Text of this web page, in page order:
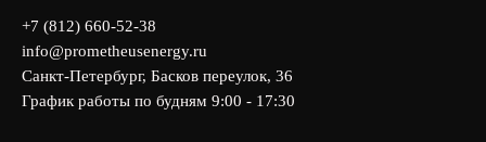
+7 (812) 660-52-38
info@prometheusenergy.ru
Санкт-Петербург, Басков переулок, 36
График работы по будням 9:00 - 17:30